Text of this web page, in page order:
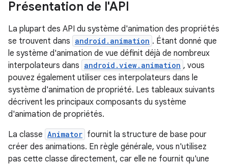
Présentation de l'API
La plupart des API du système d'animation des propriétés
se trouvent dans android.animation . Étant donné que
le système d'animation de vue définit déjà de nombreux
interpolateurs dans android.view.animation , vous
pouvez également utiliser ces interpolateurs dans le
système d'animation de propriété. Les tableaux suivants
décrivent les principaux composants du système
d'animation de propriétés.
La classe Animator fournit la structure de base pour
créer des animations. En règle générale, vous n'utilisez
pas cette classe directement, car elle ne fournit qu'une